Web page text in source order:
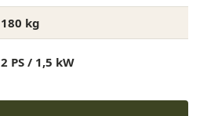
180 kg
2 PS / 1,5 kW